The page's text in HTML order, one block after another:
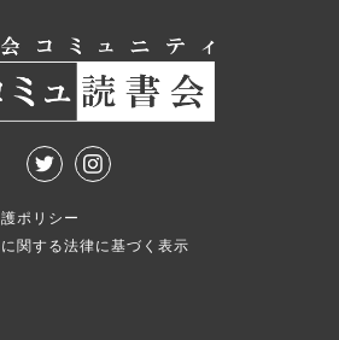
ポリシー
関する法律に基づく表示